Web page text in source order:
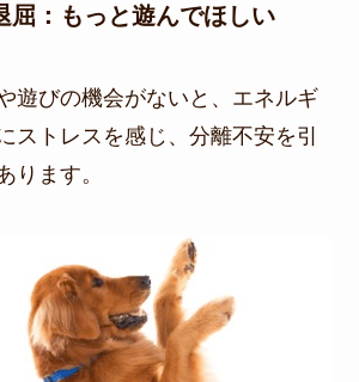
屈：もっと遊んでほしい
遊びの機会がないと、エネルギ
ストレスを感じ、分離不安を引
ります。